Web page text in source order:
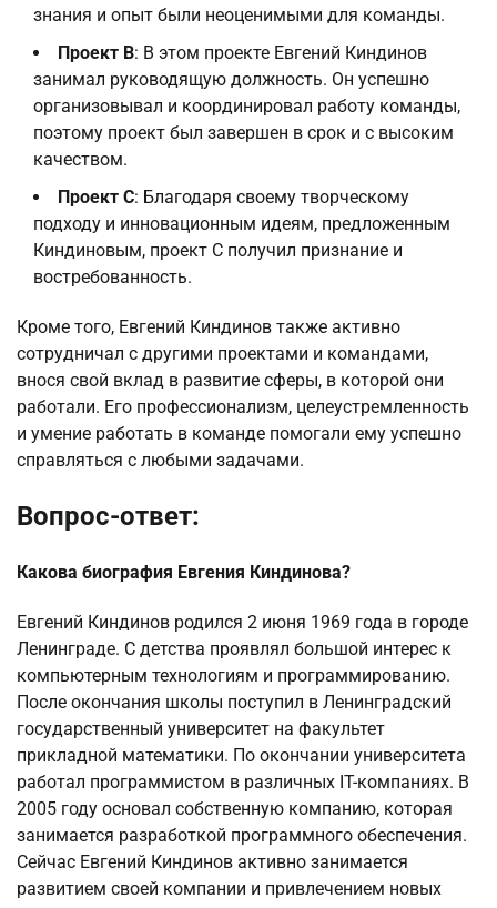
знания и опыт были неоценимыми для команды.
Проект B: В этом проекте Евгений Киндинов
занимал руководящую должность. Он успешно
организовывал и координировал работу команды,
поэтому проект был завершен в срок и с высоким
качеством.
Проект C: Благодаря своему творческому
подходу и инновационным идеям, предложенным
Киндиновым, проект C получил признание и
востребованность.
Кроме того, Евгений Киндинов также активно
сотрудничал с другими проектами и командами,
внося свой вклад в развитие сферы, в которой они
работали. Его профессионализм, целеустремленность
и умение работать в команде помогали ему успешно
справляться с любыми задачами.
Вопрос-ответ:
Какова биография Евгения Киндинова?
Евгений Киндинов родился 2 июня 1969 года в городе
Ленинграде. С детства проявлял большой интерес к
компьютерным технологиям и программированию.
После окончания школы поступил в Ленинградский
государственный университет на факультет
прикладной математики. По окончании университета
работал программистом в различных IT-компаниях. В
2005 году основал собственную компанию, которая
занимается разработкой программного обеспечения.
Сейчас Евгений Киндинов активно занимается
развитием своей компании и привлечением новых